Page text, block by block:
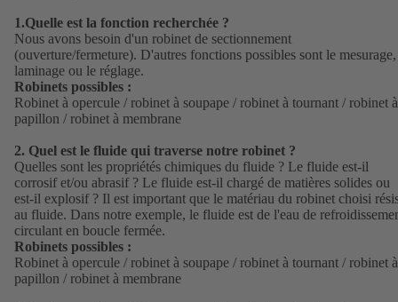
1.Quelle est la fonction recherchée ?
Nous avons besoin d'un robinet de sectionnement
(ouverture/fermeture). D'autres fonctions possibles sont le
laminage ou le réglage.
Robinets possibles :
Robinet à opercule / robinet à soupape / robinet à tournant / robinet à
papillon / robinet à membrane
2. Quel est le fluide qui traverse notre robinet ?
Quelles sont les propriétés chimiques du fluide ? Le fluide est-il
corrosif et/ou abrasif ? Le fluide est-il chargé de matières solides ou
est-il explosif ? Il est important que le matériau du robinet choisi
au fluide. Dans notre exemple, le fluide est de l'eau de
circulant en boucle fermée.
Robinets possibles :
Robinet à opercule / robinet à soupape / robinet à tournant / robinet à
papillon / robinet à membrane